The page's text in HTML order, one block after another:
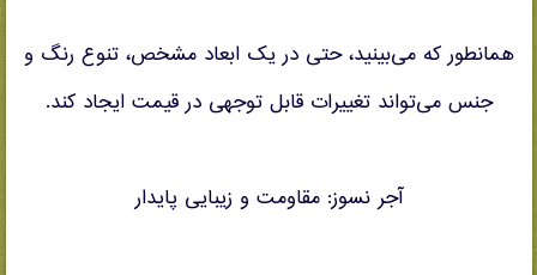
همانطور که می‌بینید، حتی در یک ابعاد مشخص، تنوع رنگ و
جنس می‌تواند تغییرات قابل توجهی در قیمت ایجاد کند.
آجر نسوز: مقاومت و زیبایی پایدار